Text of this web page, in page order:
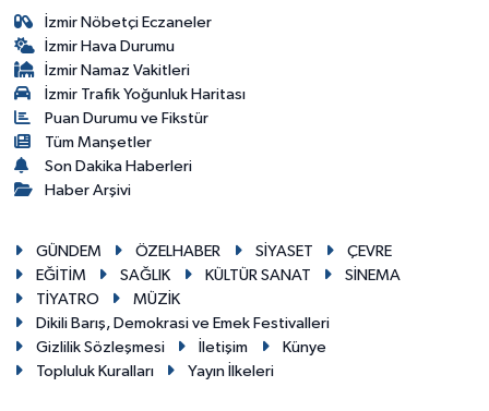
İzmir Nöbetçi Eczaneler
İzmir Hava Durumu
İzmir Namaz Vakitleri
İzmir Trafik Yoğunluk Haritası
Puan Durumu ve Fikstür
Tüm Manşetler
Son Dakika Haberleri
Haber Arşivi
GÜNDEM ÖZELHABER SİYASET
ÇEVRE
EĞİTİM
SAĞLIK KÜLTÜR SANAT
SİNEMA
TİYATRO
MÜZİK
Dikili Barış, Demokrasi ve Emek Festivalleri
Gizlilik Sözleşmesi
İletişim
Künye
Topluluk Kuralları
Yayın İlkeleri